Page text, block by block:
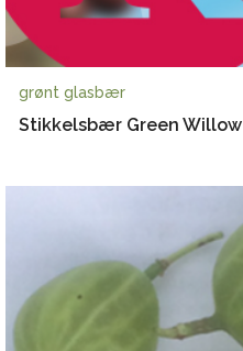
grønt glasbær
Stikkelsbær Green Willow